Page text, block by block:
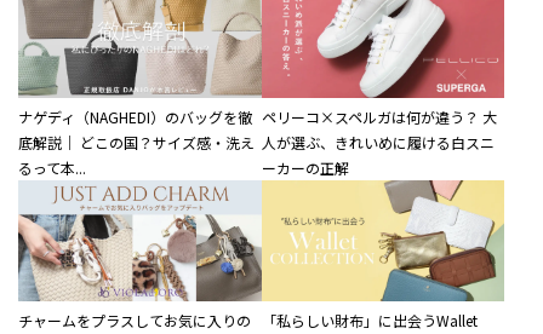
ナゲディ（NAGHEDI）のバッグを徹
底解説｜ どこの国？サイズ感・洗え
るって本...
ペリーコ×スペルガは何が違う？ 大
人が選ぶ、きれいめに履ける白スニ
ーカーの正解
チャームをプラスしてお気に入りの
「私らしい財布」に出会うWallet